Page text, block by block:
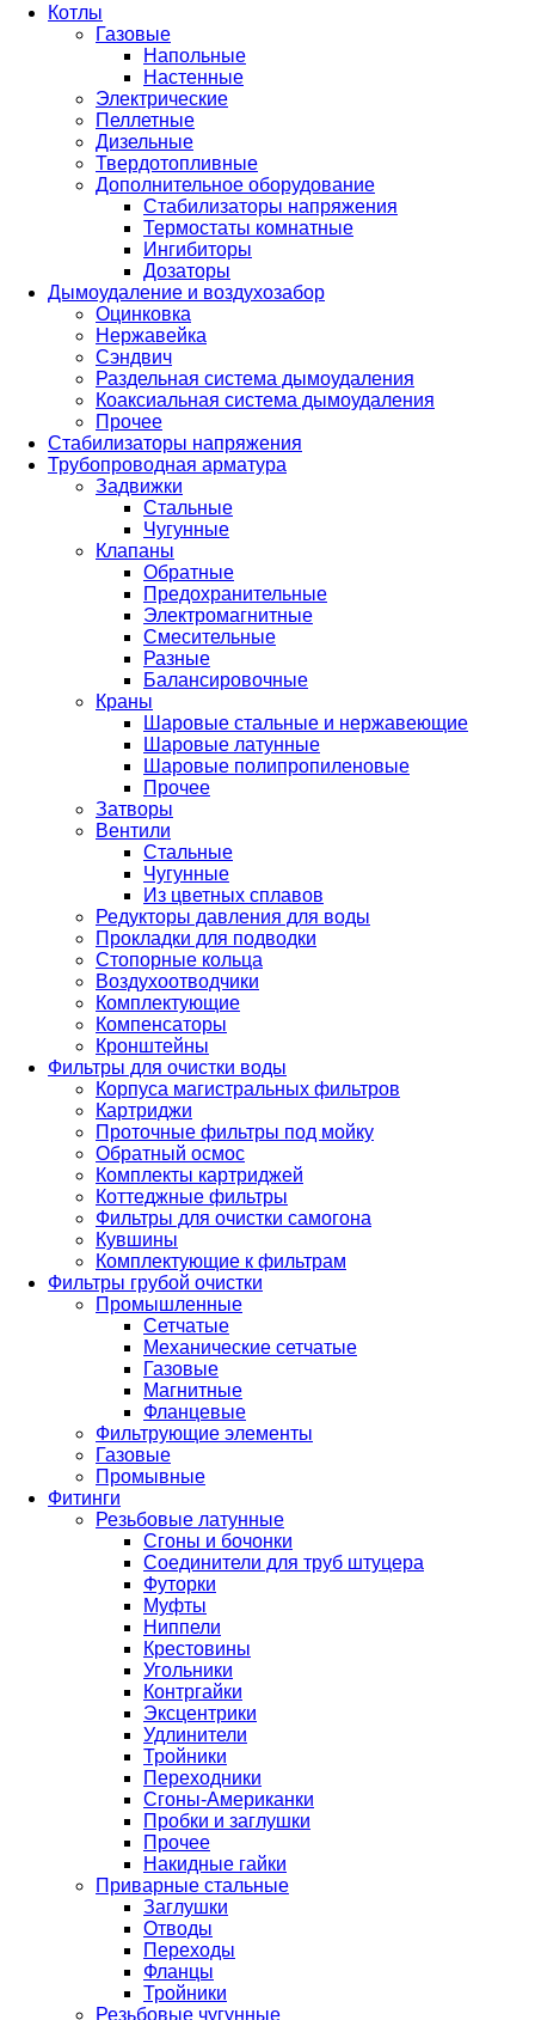
Котлы
Газовые
Напольные
Настенные
Электрические
Пеллетные
Дизельные
Твердотопливные
Дополнительное оборудование
Стабилизаторы напряжения
Термостаты комнатные
Ингибиторы
Дозаторы
Дымоудаление и воздухозабор
Оцинковка
Нержавейка
Сэндвич
Раздельная система дымоудаления
Коаксиальная система дымоудаления
Прочее
Стабилизаторы напряжения
Трубопроводная арматура
Задвижки
Стальные
Чугунные
Клапаны
Обратные
Предохранительные
Электромагнитные
Смесительные
Разные
Балансировочные
Краны
Шаровые стальные и нержавеющие
Шаровые латунные
Шаровые полипропиленовые
Прочее
Затворы
Вентили
Стальные
Чугунные
Из цветных сплавов
Редукторы давления для воды
Прокладки для подводки
Стопорные кольца
Воздухоотводчики
Комплектующие
Компенсаторы
Кронштейны
Фильтры для очистки воды
Корпуса магистральных фильтров
Картриджи
Проточные фильтры под мойку
Обратный осмос
Комплекты картриджей
Коттеджные фильтры
Фильтры для очистки самогона
Кувшины
Комплектующие к фильтрам
Фильтры грубой очистки
Промышленные
Сетчатые
Механические сетчатые
Газовые
Магнитные
Фланцевые
Фильтрующие элементы
Газовые
Промывные
Фитинги
Резьбовые латунные
Сгоны и бочонки
Соединители для труб штуцера
Футорки
Муфты
Ниппели
Крестовины
Угольники
Контргайки
Эксцентрики
Удлинители
Тройники
Переходники
Сгоны-Американки
Пробки и заглушки
Прочее
Накидные гайки
Приварные стальные
Заглушки
Отводы
Переходы
Фланцы
Тройники
Резьбовые чугунные